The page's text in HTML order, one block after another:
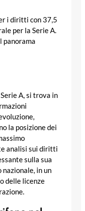
i diritti con 37,5
per la Serie A.
panorama
A, si trova in
la posizione dei
analisi sui diritti
sulla sua
in un
delle licenze